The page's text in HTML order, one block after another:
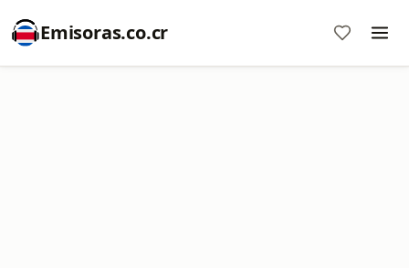
Emisoras.co.cr